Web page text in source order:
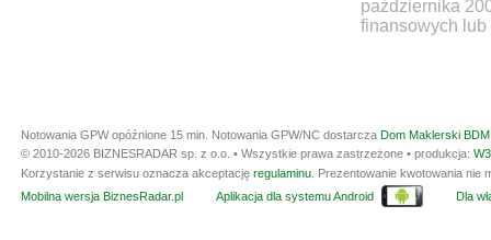
października
finansowych lub
Notowania GPW opóźnione 15 min. Notowania GPW/NC dostarcza Dom Maklerski
© 2010-2026 BIZNESRADAR sp. z o.o. • Wszystkie prawa zastrzeżone • produkcja:
Korzystanie z serwisu oznacza akceptację regulaminu . Prezentowanie kwotowania
Mobilna wersja BiznesRadar.pl
Aplikacja dla systemu Android Dla